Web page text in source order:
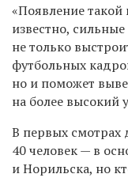
«Появление
известно,
не только
футбольных
но и поможет
на более высокий
В первых смотрах
40 человек — в
и Норильска, но